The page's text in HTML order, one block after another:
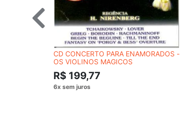
CD CONCERTO PARA ENAMORADOS -
OS VIOLINOS MAGICOS
R$ 199,77